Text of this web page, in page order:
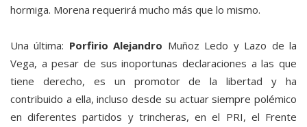
hormiga. Morena requerirá mucho más que lo mismo.
Una última: Porfirio Alejandro Muñoz Ledo y Lazo de la
Vega, a pesar de sus inoportunas declaraciones a las que
tiene derecho, es un promotor de la libertad y ha
contribuido a ella, incluso desde su actuar siempre polémico
en diferentes partidos y trincheras, en el PRI, el Frente